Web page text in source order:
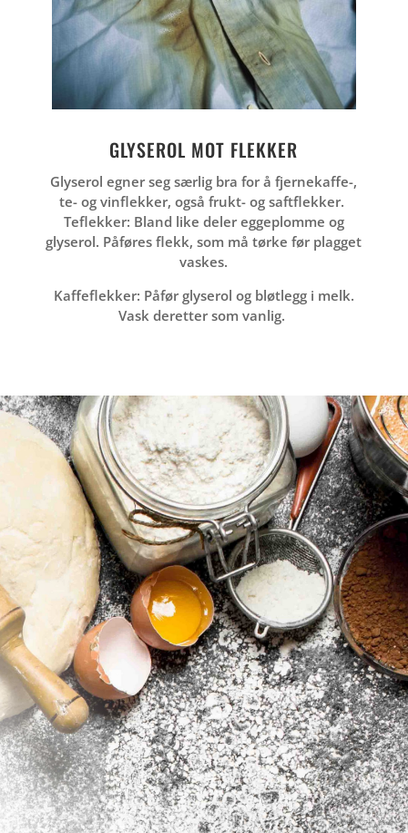
GLYSEROL MOT FLEKKER
Glyserol egner seg særlig bra for å fjernekaffe-,
te- og vinflekker, også frukt- og saftflekker.
Teflekker: Bland like deler eggeplomme og
glyserol. Påføres flekk, som må tørke før plagget
vaskes.
Kaffeflekker: Påfør glyserol og bløtlegg i melk.
Vask deretter som vanlig.